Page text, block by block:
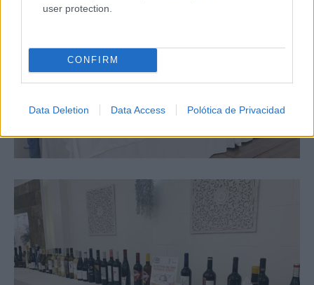
user protection.
CONFIRM
Data Deletion Data Access Polótica de Privacidad